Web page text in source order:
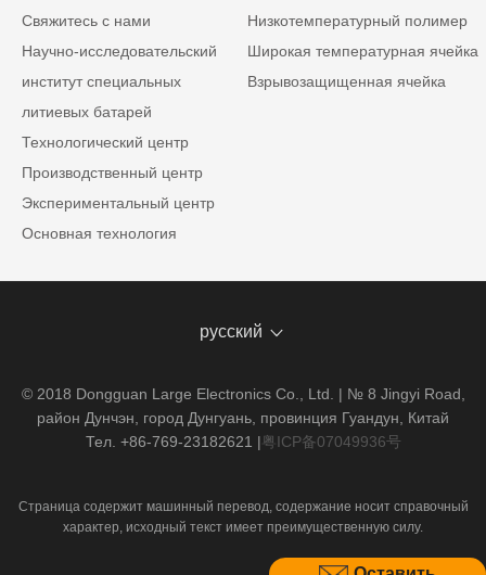
Свяжитесь с нами
Научно-исследовательский
институт специальных
литиевых батарей
Технологический центр
Производственный центр
Экспериментальный центр
Основная технология
Низкотемпературный полимер
Широкая температурная ячейка
Взрывозащищенная ячейка
русский
© 2018 Dongguan Large Electronics Co., Ltd. | № 8 Jingyi Road,
район Дунчэн, город Дунгуань, провинция Гуандун, Китай
Тел. +86-769-23182621 |粤ICP备07049936号
Страница содержит машинный перевод, содержание носит справочный
характер, исходный текст имеет преимущественную силу.